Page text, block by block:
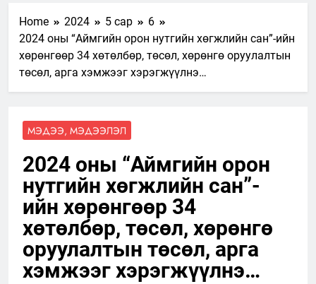
Home 2024 5 сар
6
2024 оны “Аймгийн орон нутгийн хөгжлийн сан”-ийн
хөрөнгөөр 34 хөтөлбөр, төсөл, хөрөнгө оруулалтын
төсөл, арга хэмжээг хэрэгжүүлнэ…
МЭДЭЭ, МЭДЭЭЛЭЛ
2024 оны “Аймгийн орон
нутгийн хөгжлийн сан”-
ийн хөрөнгөөр 34
хөтөлбөр, төсөл, хөрөнгө
оруулалтын төсөл, арга
хэмжээг хэрэгжүүлнэ…